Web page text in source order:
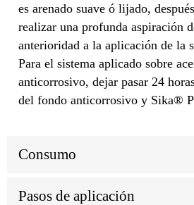
es arenado suave ó lijado,
realizar una profunda aspiración
anterioridad a la aplicación de la
Para el sistema aplicado sobre
anticorrosivo, dejar pasar 24
del fondo anticorrosivo y Sika®
Consumo
Pasos de aplicación